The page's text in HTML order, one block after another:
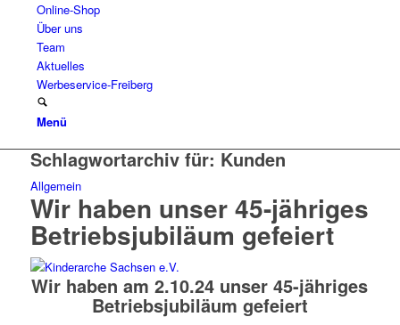
Online-Shop
Über uns
Team
Aktuelles
Werbeservice-Freiberg
Menü
Schlagwortarchiv für: Kunden
Allgemein
Wir haben unser 45-jähriges
Betriebsjubiläum gefeiert
Wir haben am 2.10.24 unser 45-jähriges
Betriebsjubiläum gefeiert